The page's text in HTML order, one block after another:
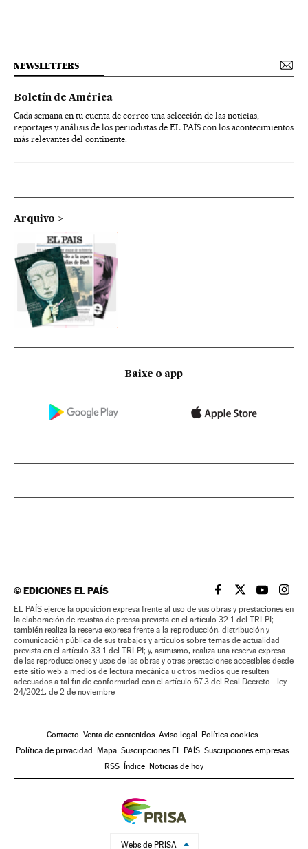
NEWSLETTERS
Boletín de América
Cada semana en tu cuenta de correo una selección de las noticias,
reportajes y análisis de los periodistas de EL PAÍS con los acontecimientos
más relevantes del continente.
Arquivo
Baixe o app
©EDICIONES EL PAÍS EL PAÍS BRASIL EN
EL PAÍSEL PAÍS
EL
EL PAÍS ejerce la oposición expresa frente al uso de sus obras y prestaciones en
la elaboración de revistas de prensa prevista en el artículo 32.1 del TRLPI;
también realiza la reserva expresa frente a la reproducción, distribución y
comunicación pública de sus trabajos y artículos sobre temas de actualidad
prevista en el artículo 33.1 del TRLPI; y, asimismo, realiza una reserva expresa
de las reproducciones y usos de las obras y otras prestaciones accesibles desde
este sitio web a medios de lectura mecánica u otros medios que resulten
adecuados a tal fin de conformidad con el artículo 67.3 del Real Decreto - ley
24/2021, de 2 de noviembre
Contacto Venta de contenidos Aviso legal Política cookies
Política de privacidad Mapa Suscripciones EL PAÍS Suscripciones empresas
RSS Índice Noticias de hoy
Webs de PRISA